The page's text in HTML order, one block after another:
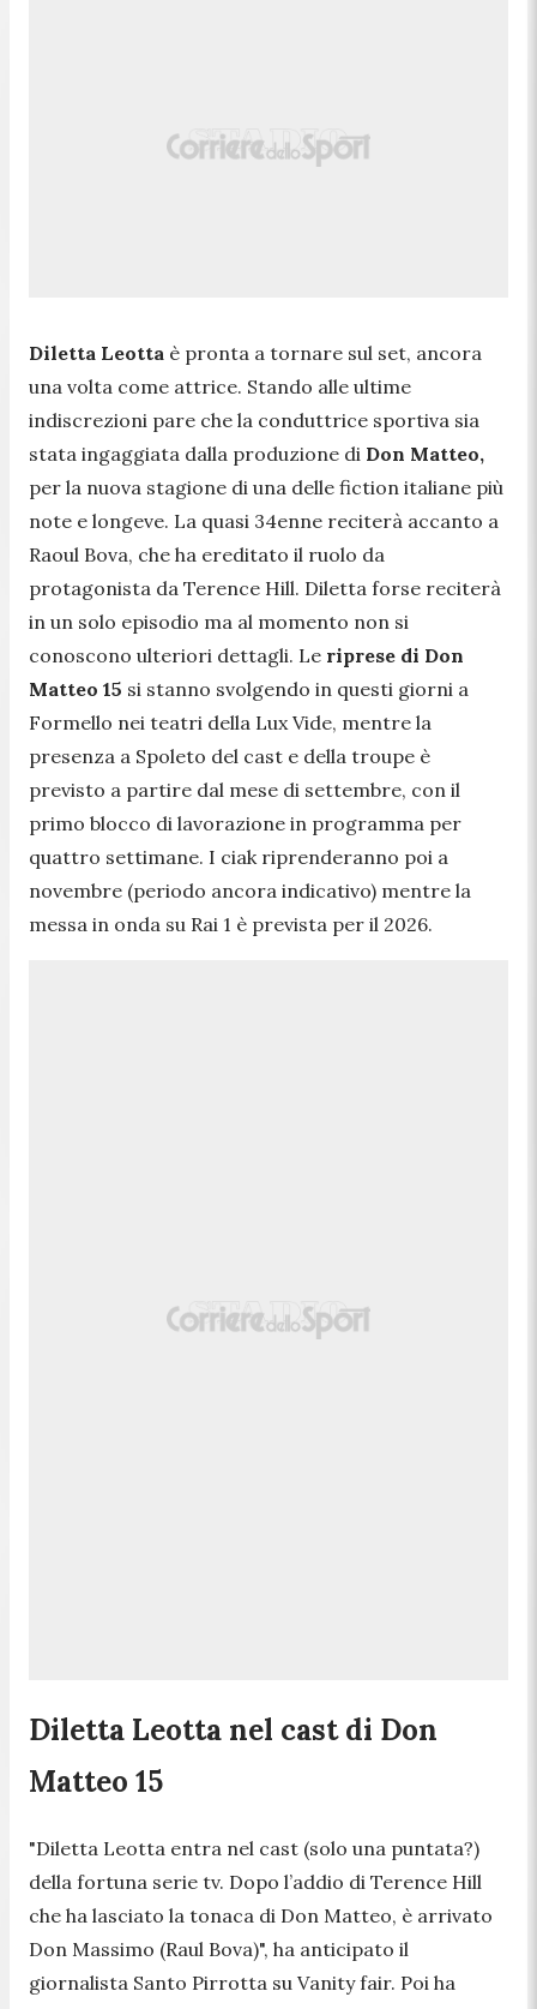
Diletta Leotta è pronta a tornare sul set, ancora
una volta come attrice. Stando alle ultime
indiscrezioni pare che la conduttrice sportiva sia
stata ingaggiata dalla produzione di Don Matteo,
per la nuova stagione di una delle fiction italiane più
note e longeve. La quasi 34enne reciterà accanto a
Raoul Bova, che ha ereditato il ruolo da
protagonista da Terence Hill. Diletta forse reciterà
in un solo episodio ma al momento non si
conoscono ulteriori dettagli. Le riprese di Don
Matteo 15 si stanno svolgendo in questi giorni a
Formello nei teatri della Lux Vide, mentre la
presenza a Spoleto del cast e della troupe è
previsto a partire dal mese di settembre, con il
primo blocco di lavorazione in programma per
quattro settimane. I ciak riprenderanno poi a
novembre (periodo ancora indicativo) mentre la
messa in onda su Rai 1 è prevista per il 2026.
Diletta Leotta nel cast di Don
Matteo 15
"Diletta Leotta entra nel cast (solo una puntata?)
della fortuna serie tv. Dopo l’addio di Terence Hill
che ha lasciato la tonaca di Don Matteo, è arrivato
Don Massimo (Raul Bova)", ha anticipato il
giornalista Santo Pirrotta su Vanity fair. Poi ha